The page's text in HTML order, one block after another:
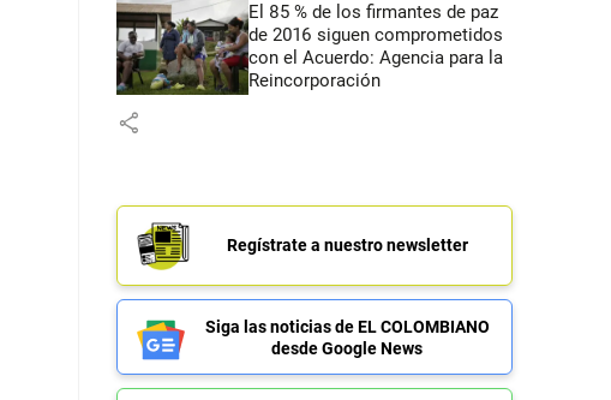
El 85 % de los firmantes de paz
de 2016 siguen comprometidos
con el Acuerdo: Agencia para la
Reincorporación
share
Regístrate a nuestro newsletter
Siga las noticias de EL COLOMBIANO
desde Google News